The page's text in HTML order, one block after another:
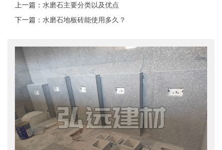
上一篇： 水磨石主要分类以及优点
下一篇： 水磨石地板砖能使用多久？